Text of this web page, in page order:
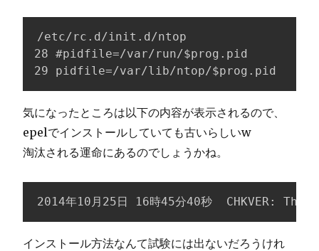
/etc/rc.d/init.d/ntop
28 #pidfile=/var/run/$prog.pid
29 pidfile=/var/lib/ntop/$prog.pid
気になったところは以下の内容が表示されるので、
epelでインストールしていても古いらしいw
淘汰される運命にあるのでしょうかね。
2014年10月25日 16時45分40秒
インストール方法なんて試験には出ないだろうけれ